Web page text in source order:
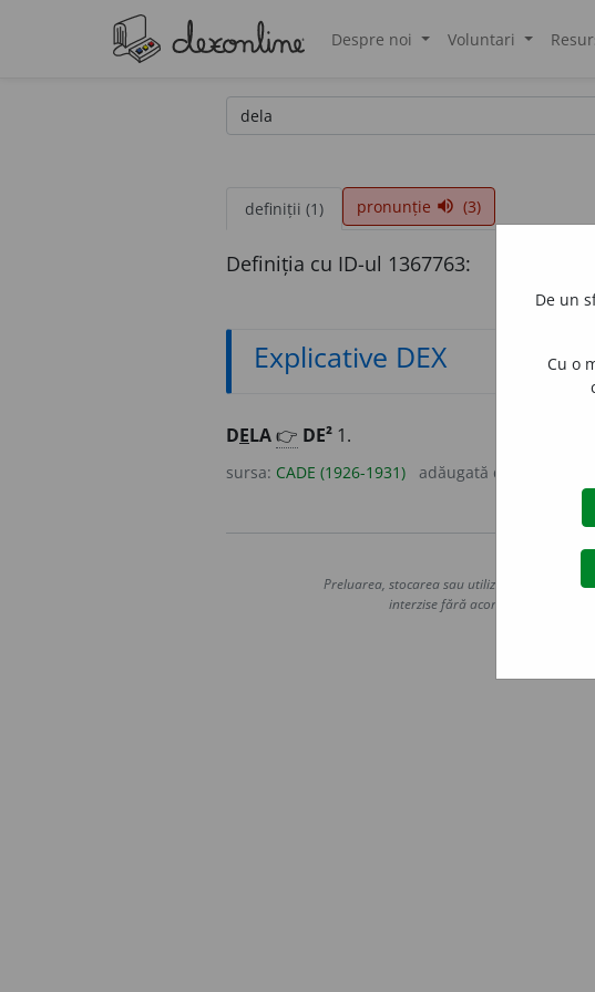
Despre noi Voluntari
definiții (1) pronunție volume_up (3)
Definiția cu ID-ul 1367763:
Explicative DEX
DELA👉 DE² 1.
sursa: CADE (1926-1931) adăugată de
Preluarea, stocarea sau utilizarea datelor de
interzise fără acordul nostru
De un
Cu o